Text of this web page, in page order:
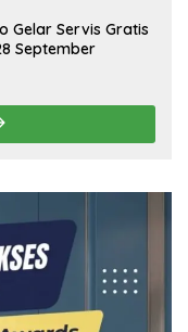
Gelar Servis Gratis
September